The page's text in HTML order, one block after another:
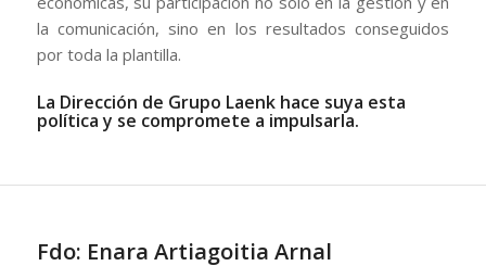
la comunicación, sino en los resultados conseguidos
por toda la plantilla.
La Dirección de Grupo Laenk hace suya esta
política y se compromete a impulsarla.
Fdo: Enara Artiagoitia Arnal